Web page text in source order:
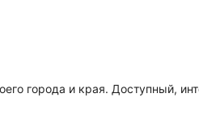
города и края. Доступный,